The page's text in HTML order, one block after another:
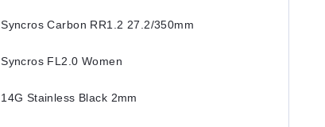
Syncros Carbon RR1.2 27.2/350mm
Syncros FL2.0 Women
14G Stainless Black 2mm